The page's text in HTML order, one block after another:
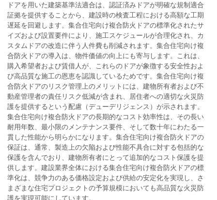
ドアを用いた建築基準法適合は、認証済みドアが明確な規制適合
証拠を提供することから、建設時の検査工程における高額な工期
遅延を回避します。集合住宅向け複合防火ドアの標準化されたサ
イズおよび設置要件により、施工スケジュールが合理化され、カ
スタムドアの改造に伴う人件費も削減されます。集合住宅向け複
合防火ドアの導入は、物件価値の向上にも寄与します。これは、
購入希望者および賃借人が、これらのドアが象徴する安全性およ
び高品質な施工の恩恵を認識しているためです。集合住宅向け複
合防火ドアのリスク管理上のメリットには、建物所有者および不
動産管理者の責任リスク低減が含まれ、居住者への適切な火災防
護を提供するという配慮（デューデリジェンス）が示されます。
集合住宅向け複合防火ドアの長期的なコスト効率性は、その長い
耐用年数、最小限のメンテナンス要件、そして数十年にわたる一
貫した性能から明らかになります。集合住宅向け複合防火ドアの
保証は、通常、製造上の欠陥および性能不具合に対する包括的な
保護を含んでおり、建物所有者にとって追加的なコスト保護を提
供します。建設業界全体における集合住宅向け複合防火ドアの標
準化は、競争力のある価格設定および供給の安定化を実現し、さ
まざまな住宅プロジェクトの予算規模においても高品質な火災防
護を実現可能にしています。